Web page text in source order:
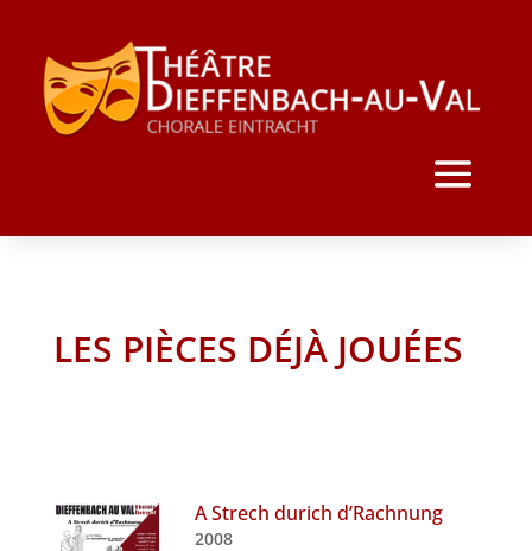
LES PIÈCES DÉJÀ JOUÉES
A Strech durich d’Rachnung
2008